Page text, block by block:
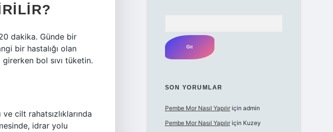
dakika. Günde bir
bir hastalığı olan
bol sıvı tüketin.
cilt rahatsızlıklarında
idrar yolu
SON YORUMLAR
Pembe Mor Nasıl Yapılıriçin admin
Pembe Mor Nasıl Yapılıriçin Kuzey